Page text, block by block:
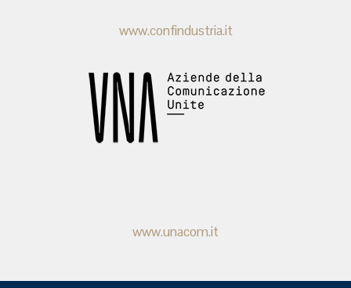
www.confindustria.it
www.unacom.it